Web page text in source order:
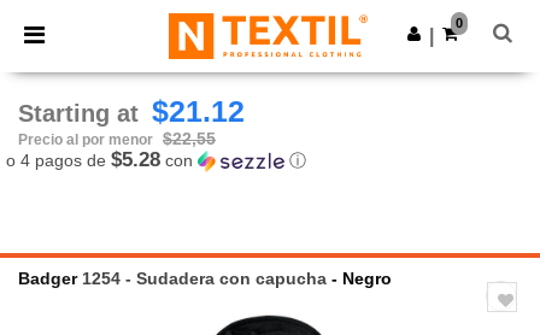
× App de Ntextil
¡Mejores precios en app!
Descargar app
0
Starting at $21.12
Precio al por menor $22,55
o 4 pagos de $5.28 con ⓘ
Badger1254 - Sudadera con capucha - Negro